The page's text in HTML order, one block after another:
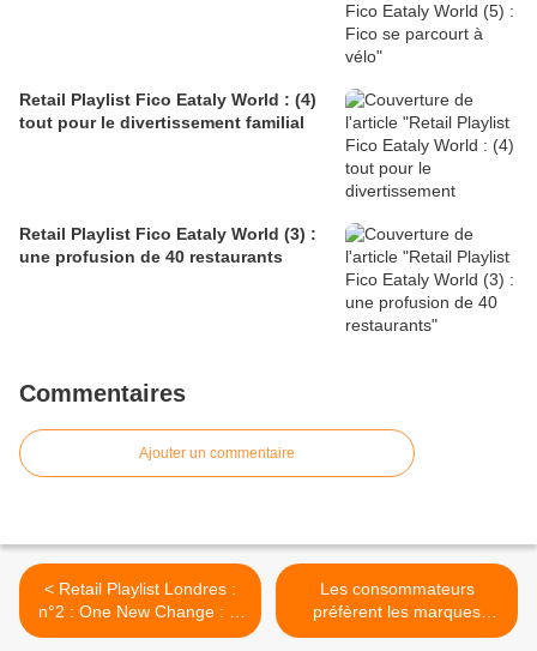
Retail Playlist Fico Eataly World : (4)
tout pour le divertissement familial
Retail Playlist Fico Eataly World (3) :
une profusion de 40 restaurants
Commentaires
Ajouter un commentaire
< Retail Playlist Londres :
n°2 : One New Change : le
talent de Jean Nouvel
Les consommateurs
préfèrent les marques
éthiques >